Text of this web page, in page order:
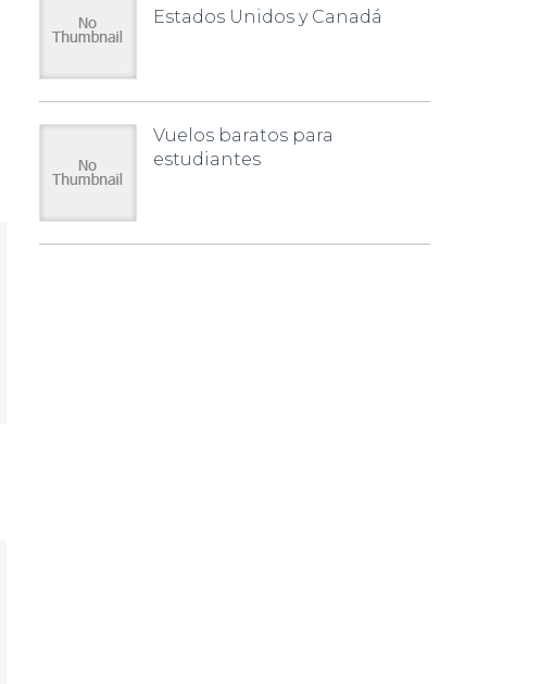
Estados Unidos y Canadá
Vuelos baratos para
estudiantes